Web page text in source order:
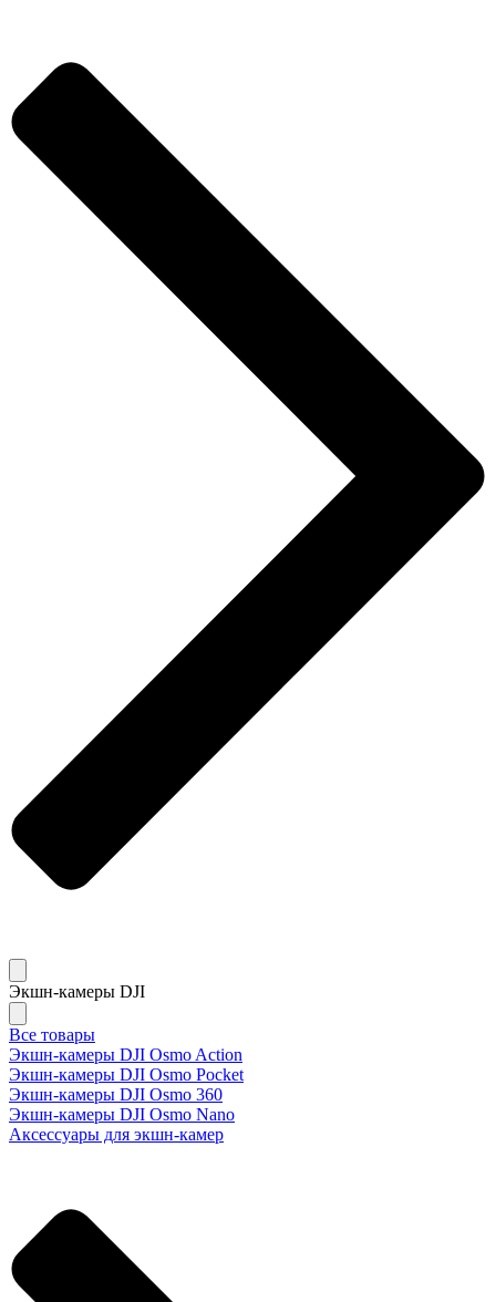
Экшн-камеры DJI
Все товары
Экшн-камеры DJI Osmo Action
Экшн-камеры DJI Osmo Pocket
Экшн-камеры DJI Osmo 360
Экшн-камеры DJI Osmo Nano
Аксессуары для экшн-камер